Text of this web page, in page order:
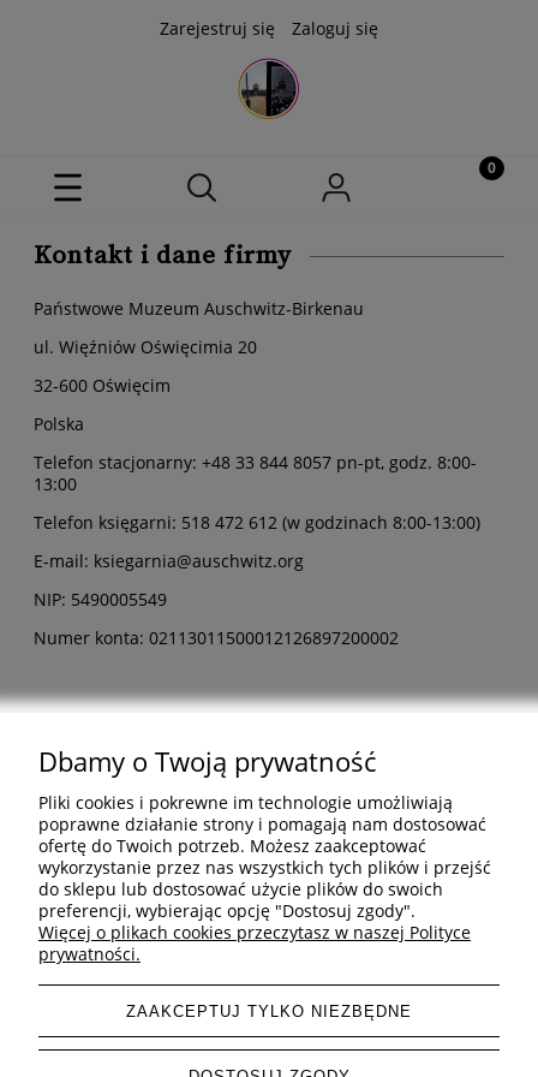
Zarejestruj się Zaloguj się
Kontakt i dane firmy
Państwowe Muzeum Auschwitz-Birkenau
ul. Więźniów Oświęcimia 20
32-600 Oświęcim
Polska
Telefon stacjonarny: +48 33 844 8057 pn-pt, godz. 8:00-
13:00
Telefon księgarni: 518 472 612 (w godzinach 8:00-13:00)
E-mail: ksiegarnia@auschwitz.org
NIP: 5490005549
Numer konta: 02113011500012126897200002
Pomoc
Informacje
Inne
pokaż pełną wersję strony
Dbamy o Twoją prywatność
Pliki cookies i pokrewne im technologie umożliwiają
poprawne działanie strony i pomagają nam dostosować
ofertę do Twoich potrzeb. Możesz zaakceptować
wykorzystanie przez nas wszystkich tych plików i przejść
do sklepu lub dostosować użycie plików do swoich
preferencji, wybierając opcję "Dostosuj zgody".
Więcej o plikach cookies przeczytasz w naszej Polityce
prywatności.
ZAAKCEPTUJ TYLKO NIEZBĘDNE